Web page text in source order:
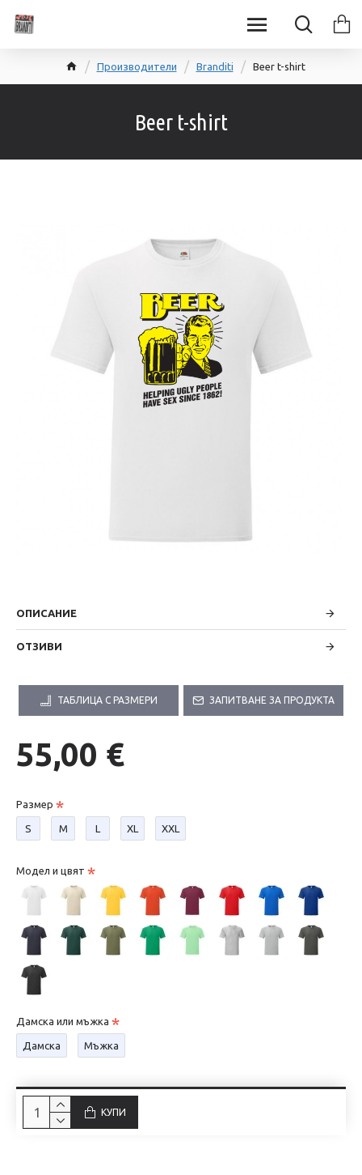
Производители Branditi Beer t-shirt
Beer t-shirt
ОПИСАНИЕ
ОТЗИВИ
ТАБЛИЦА С РАЗМЕРИ ЗАПИТВАНЕ ЗА ПРОДУКТА
55,00 €
Размер
S М L XL XXL
Модел и цвят
Дамска или мъжка
Дамска Мъжка
КУПИ